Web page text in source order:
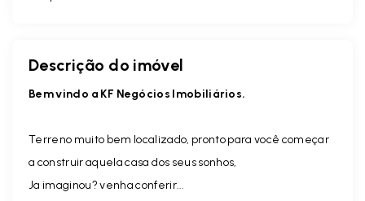
Descrição do imóvel
Bem vindo a KF Negócios Imobiliários.
Terreno muito bem localizado, pronto para você começar
a construir aquela casa dos seus sonhos,
Ja imaginou? venha conferir...